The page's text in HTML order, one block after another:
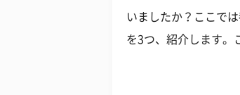
いましたか？ここで
を3つ、紹介します。